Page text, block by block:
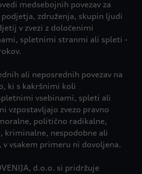
medsebojnih povezav za
podjetja, združenja, skupin ljudi
v zvezi z določenimi
spletnimi stranmi ali spleti -
ali neposrednih povezav na
ki s kakršnimi koli
vsebinami, spleti ali
vzpostavljajo zvezo pravno
politično radikalne,
kriminalne, nespodobne ali
v vsakem primeru ni dovoljena.
d.o.o. si pridržuje